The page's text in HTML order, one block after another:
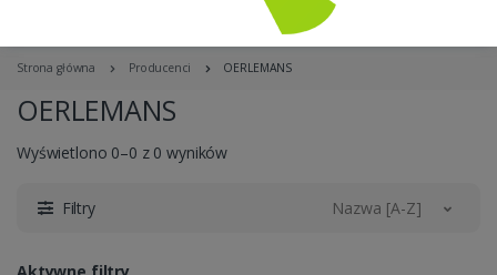
Strona główna Producenci OERLEMANS
OERLEMANS
Wyświetlono 0–0 z 0 wyników
Filtry Nazwa [A-Z]
Aktywne filtry